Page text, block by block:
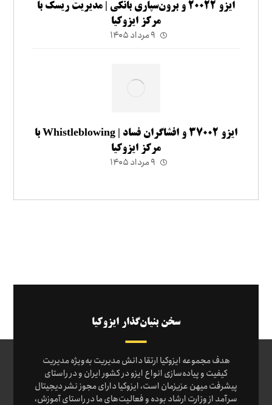
ایزو ۲۰۰۲۲ و برون‌سپاری بانکی | مدیریت ریسک با
مرکز ایزوکیا
۹ مرداد ۱۴۰۵
ایزو ۳۷۰۰۲ و افشاگران فساد | Whistleblowing با
مرکز ایزوکیا
۹ مرداد ۱۴۰۵
سخن بنیان‌گذار ایزوکیا
هدف مجموعه ایزوکیا ارتقا دانش مدیریت به‌ویژه مدیریت
کیفیت و پیاده‌سازی انواع ایزو در کشور ایران و در راستای
پیشرفت میهن عزیزمان است، ایزوکیا دارای مجوز نشر دیجیتال
سرآمد از وزارت ارشاد بوده و فعالیت‌های ما در راستای آموزش،